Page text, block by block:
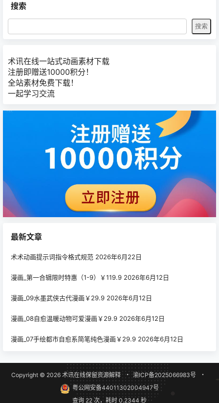
复制到C:\ProgramData // 然后点
击03 合并这个注册表iC8_CC4_…
有趣的 2D 动画内容。 任何图样
或图像皆可动起来 创意无极限! 不
搜索
术讯在线一站式动画素材下载
注册即赠送10000积分！
全站素材免费下载！
一起学习交流
最新文章
术术动画提示词指令格式规范 2026年6月22日
漫画_第一合辑限时特惠（1-9）￥119.9 2026年6月12日
漫画_09水墨武侠古代漫画￥29.9 2026年6月12日
漫画_08自愈温暖动物可爱漫画￥29.9 2026年6月12日
漫画_07手绘都市自愈系简笔纯色漫画￥29.9 2026年6月12日
Copyright © 2026术讯在线保留资源解释 ・ 渝ICP备2025066983号
・
粤公网安备44011302004947号
查询 22 次，耗时 0.2344 秒